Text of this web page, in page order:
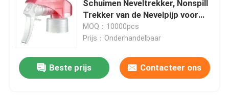
Thuis
Producten
Over ons
Schuimen Neveltrekker, Nonspill
Trekker van de Nevelpijp voor
Fles
MOQ：10000pcs
Prijs：Onderhandelbaar
Beste prijs Contacteer ons
Multi de Pompspuitbus van de Functie Blauwe Trekker Multifunctioneel voor Autowasserette